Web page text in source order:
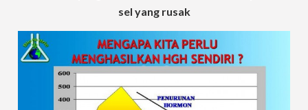
sel yang rusak